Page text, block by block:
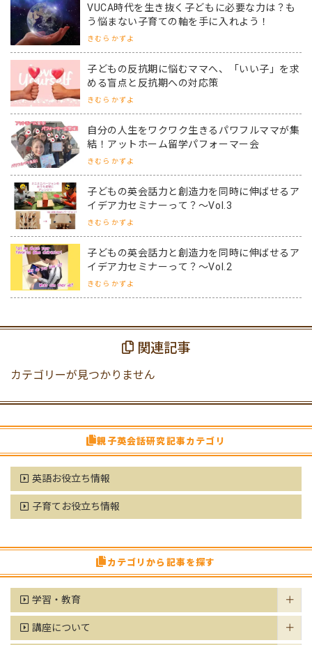
VUCA時代を生き抜く子どもに必要な力は？も
う悩まない子育ての軸を手に入れよう！
きむら かずよ
子どもの反抗期に悩むママへ、「いい子」を求
める盲点と反抗期への対応策
きむら かずよ
自分の人生をワクワク生きるパワフルママが集
結！アットホーム留学パフォーマー会
きむら かずよ
子どもの英会話力と創造力を同時に伸ばせるア
イデア力セミナーって？～Vol.3
きむら かずよ
子どもの英会話力と創造力を同時に伸ばせるア
イデア力セミナーって？～Vol.2
きむら かずよ
関連記事
カテゴリーが見つかりません
親子英会話研究記事カテゴリ
英語お役立ち情報
子育てお役立ち情報
カテゴリから記事を探す
学習・教育
講座について